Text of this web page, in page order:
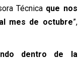
Técnica que nos
mes de octubre”,
dentro de la